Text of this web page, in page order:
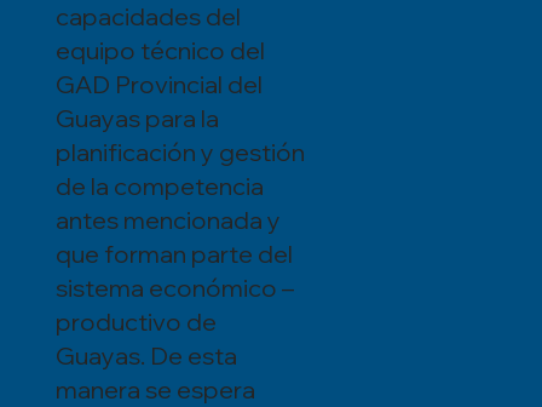
capacidades del
equipo técnico del
GAD Provincial del
Guayas para la
planificación y gestión
de la competencia
antes mencionada y
que forman parte del
sistema económico –
productivo de
Guayas. De esta
manera se espera